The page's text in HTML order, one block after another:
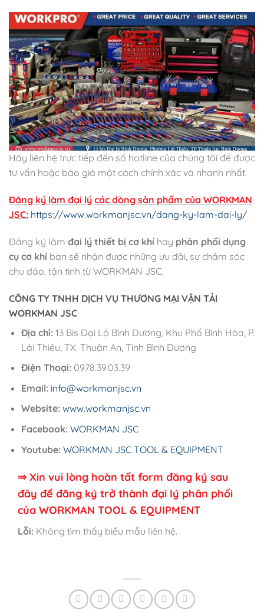
Hãy liên hệ trực tiếp đến số hotline của chúng tôi để được
tư vấn hoặc báo giá một cách chính xác và nhanh nhất.
Đăng ký làm đại lý các dòng sản phẩm của WORKMAN
JSC: https://www.workmanjsc.vn/dang-ky-lam-dai-ly/
Đăng ký làm đại lý thiết bị cơ khí hay phân phối dụng
cụ cơ khí bạn sẽ nhận được những ưu đãi, sự chăm sóc
chu đáo, tận tình từ WORKMAN JSC.
CÔNG TY TNHH DỊCH VỤ THƯƠNG MẠI VẬN TẢI
WORKMAN JSC
Địa chỉ:13 Bis Đại Lộ Bình Dương, Khu Phố Bình Hòa, P.
Lái Thiêu, TX. Thuận An, Tỉnh Bình Dương
Điện Thoại:0978.39.03.39
Email: info@workmanjsc.vn
Website: www.workmanjsc.vn
Facebook: WORKMAN JSC
Youtube: WORKMAN JSC TOOL & EQUIPMENT
⇒ Xin vui lòng hoàn tất form đăng ký sau
đây để đăng ký trở thành đại lý phân phối
của WORKMAN TOOL & EQUIPMENT
Lỗi: Không tìm thấy biểu mẫu liên hệ.